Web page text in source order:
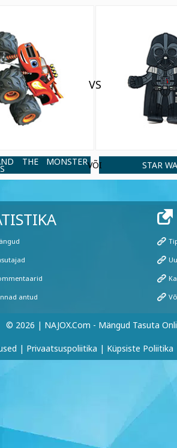
THE MONSTER
VS
VÕI STAR
© 2026 | NAJOX.com - Mängud Tasuta
| Privaatsuspoliitika | Küpsiste Poliitika